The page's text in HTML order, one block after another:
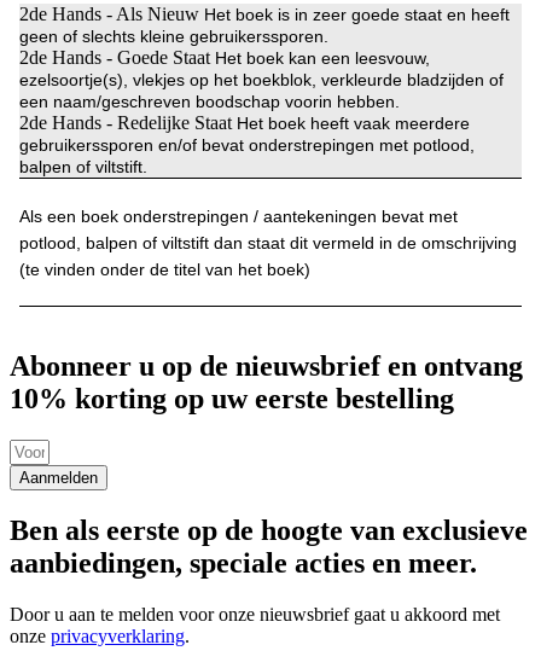
2de Hands - Als Nieuw Het boek is in zeer goede staat en heeft
geen of slechts kleine gebruikerssporen.
2de Hands - Goede Staat Het boek kan een leesvouw,
ezelsoortje(s), vlekjes op het boekblok, verkleurde bladzijden of
een naam/geschreven boodschap voorin hebben.
2de Hands - Redelijke Staat Het boek heeft vaak meerdere
gebruikerssporen en/of bevat onderstrepingen met potlood,
balpen of viltstift.
Als een boek onderstrepingen / aantekeningen bevat met
potlood, balpen of viltstift dan staat dit vermeld in de omschrijving
(te vinden onder de titel van het boek)
Abonneer u op de nieuwsbrief en ontvang
10% korting op uw eerste bestelling
Aanmelden
Ben als eerste op de hoogte van exclusieve
aanbiedingen, speciale acties en meer.
Door u aan te melden voor onze nieuwsbrief gaat u akkoord met
onze privacyverklaring.